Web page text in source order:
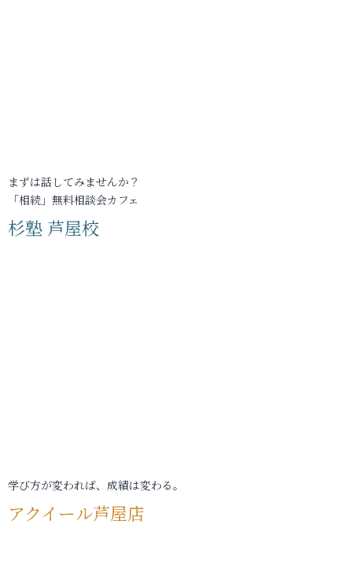
まずは話してみませんか？
「相続」無料相談会カフェ
杉塾 芦屋校
学び方が変われば、成績は変わる。
アクイール芦屋店